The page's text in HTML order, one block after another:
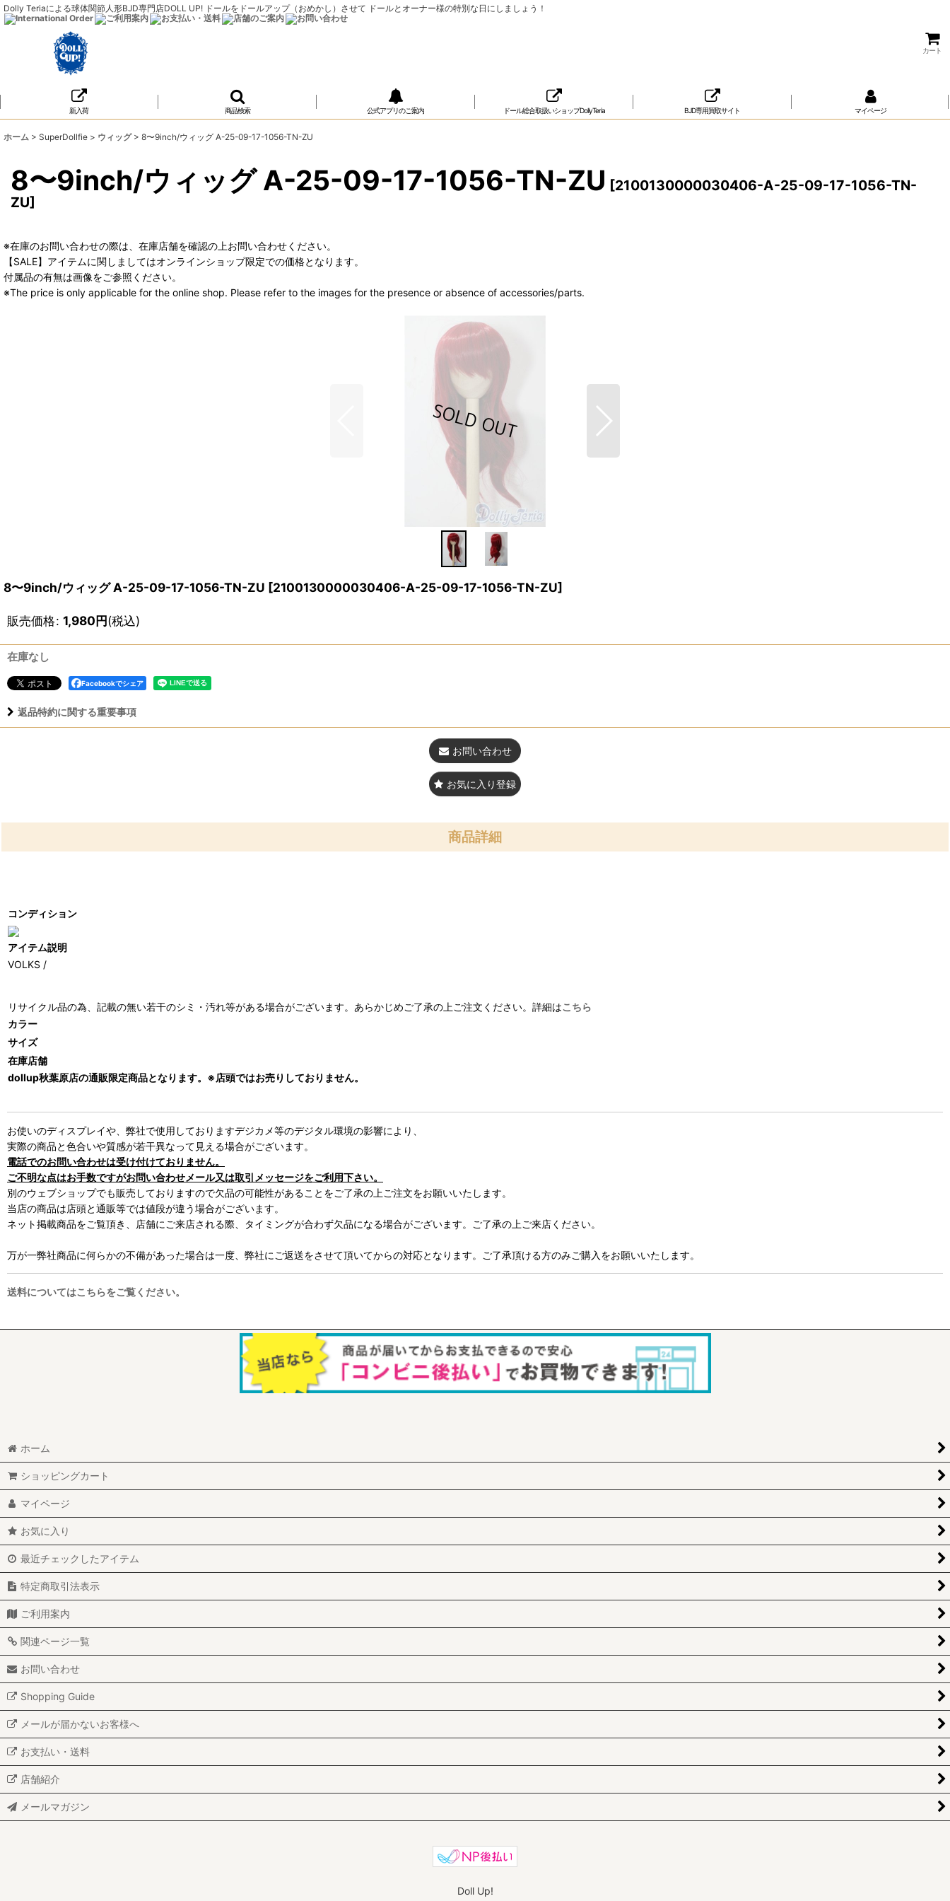
Dolly Teriaによる球体関節人形BJD専門店DOLL UP! ドールをドールアップ（おめかし）させて ドールとオーナー様の特別な日にしましょう！
カート
新入荷 商品検索 公式アプリのご案内 ドール総合取扱いショップDollyTeria BJD専用買取サイト マイページ
ホーム > SuperDollfie > ウィッグ > 8〜9inch/ウィッグ A-25-09-17-1056-TN-ZU
8〜9inch/ウィッグ A-25-09-17-1056-TN-ZU [2100130000030406-A-25-09-17-1056-TN-
ZU]
※在庫のお問い合わせの際は、在庫店舗を確認の上お問い合わせください。
【SALE】アイテムに関しましてはオンラインショップ限定での価格となります。
付属品の有無は画像をご参照ください。
※The price is only applicable for the online shop. Please refer to the images for the presence or absence of accessories/parts.
8〜9inch/ウィッグ A-25-09-17-1056-TN-ZU [2100130000030406-A-25-09-17-1056-TN-ZU]
販売価格: 1,980円(税込)
在庫なし
Facebookでシェア
返品特約に関する重要事項
お問い合わせ
お気に入り登録
商品詳細
コンディション
アイテム説明
VOLKS /
リサイクル品の為、記載の無い若干のシミ・汚れ等がある場合がございます。あらかじめご了承の上ご注文ください。詳細はこちら
カラー
サイズ
在庫店舗
dollup秋葉原店の通販限定商品となります。※店頭ではお売りしておりません。
お使いのディスプレイや、弊社で使用しておりますデジカメ等のデジタル環境の影響により、
実際の商品と色合いや質感が若干異なって見える場合がございます。
電話でのお問い合わせは受け付けておりません。
ご不明な点はお手数ですがお問い合わせメール又は取引メッセージをご利用下さい。
別のウェブショップでも販売しておりますので欠品の可能性があることをご了承の上ご注文をお願いいたします。
当店の商品は店頭と通販等では値段が違う場合がございます。
ネット掲載商品をご覧頂き、店舗にご来店される際、タイミングが合わず欠品になる場合がございます。ご了承の上ご来店ください。
万が一弊社商品に何らかの不備があった場合は一度、弊社にご返送をさせて頂いてからの対応となります。ご了承頂ける方のみご購入をお願いいたします。
送料についてはこちらをご覧ください。
ホーム
ショッピングカート
マイページ
お気に入り
最近チェックしたアイテム
特定商取引法表示
ご利用案内
関連ページ一覧
お問い合わせ
Shopping Guide
メールが届かないお客様へ
お支払い・送料
店舗紹介
メールマガジン
Doll Up!